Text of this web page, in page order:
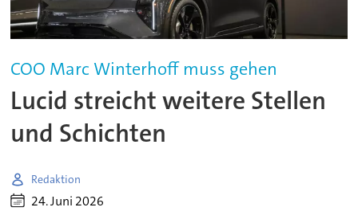
COO Marc Winterhoff muss gehen
Lucid streicht weitere Stellen
und Schichten
Redaktion
24. Juni 2026